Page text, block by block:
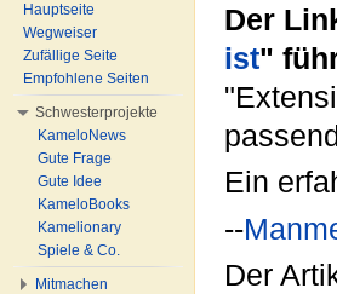
Der
ist"
Ein
--
Der
Hauptseite
Wegweiser
Zufällige Seite
Empfohlene Seiten
Schwesterprojekte
KameloNews
Gute Frage
Gute Idee
KameloBooks
Kamelionary
Spiele & Co.
Mitmachen